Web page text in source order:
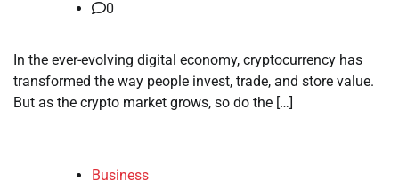
0
In the ever-evolving digital economy, cryptocurrency has
transformed the way people invest, trade, and store value.
But as the crypto market grows, so do the […]
Business